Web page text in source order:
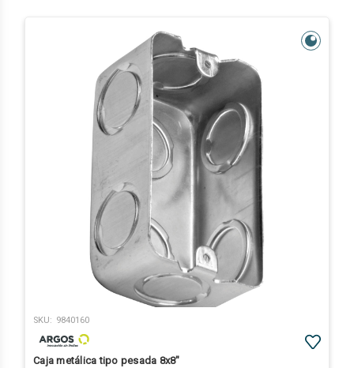
SKU: 9840160
Caja metálica tipo pesada 8x8"